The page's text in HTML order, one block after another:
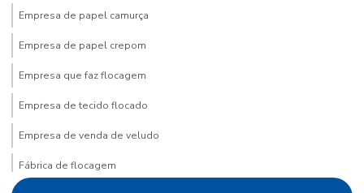
Empresa de papel camurça
Empresa de papel crepom
Empresa que faz flocagem
Empresa de tecido flocado
Empresa de venda de veludo
Fábrica de flocagem